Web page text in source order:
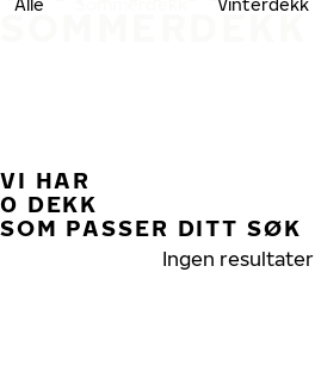
SOMMERDEKK
VI HAR
0 DEKK
SOM PASSER DITT SØK
Ingen resultater